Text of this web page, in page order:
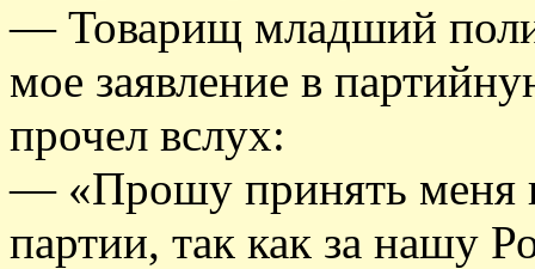
— Товарищ младший
мое заявление в
прочел вслух:
— «Прошу принять меня
партии, так как за нашу